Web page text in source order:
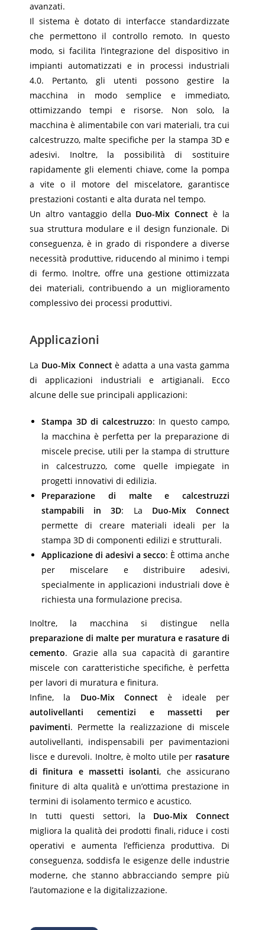
avanzati.
Il sistema è dotato di interfacce standardizzate
che permettono il controllo remoto. In questo
modo, si facilita l’integrazione del dispositivo in
impianti automatizzati e in processi industriali
4.0. Pertanto, gli utenti possono gestire la
macchina in modo semplice e immediato,
ottimizzando tempi e risorse. Non solo, la
macchina è alimentabile con vari materiali, tra cui
calcestruzzo, malte specifiche per la stampa 3D e
adesivi. Inoltre, la possibilità di sostituire
rapidamente gli elementi chiave, come la pompa
a vite o il motore del miscelatore, garantisce
prestazioni costanti e alta durata nel tempo.
Un altro vantaggio della Duo-Mix Connect è la
sua struttura modulare e il design funzionale. Di
conseguenza, è in grado di rispondere a diverse
necessità produttive, riducendo al minimo i tempi
di fermo. Inoltre, offre una gestione ottimizzata
dei materiali, contribuendo a un miglioramento
complessivo dei processi produttivi.
Applicazioni
La Duo-Mix Connectè adatta a una vasta gamma
di applicazioni industriali e artigianali. Ecco
alcune delle sue principali applicazioni:
Stampa 3D di calcestruzzo: In questo campo,
la macchina è perfetta per la preparazione di
miscele precise, utili per la stampa di strutture
in calcestruzzo, come quelle impiegate in
progetti innovativi di edilizia.
Preparazione di malte e calcestruzzi
stampabili in 3D: La Duo-Mix Connect
permette di creare materiali ideali per la
stampa 3D di componenti edilizi e strutturali.
Applicazione di adesivi a secco: È ottima anche
per miscelare e distribuire adesivi,
specialmente in applicazioni industriali dove è
richiesta una formulazione precisa.
Inoltre, la macchina si distingue nella
preparazione di malte per muratura e rasature di
cemento. Grazie alla sua capacità di garantire
miscele con caratteristiche specifiche, è perfetta
per lavori di muratura e finitura.
Infine, la Duo-Mix Connect è ideale per
autolivellanti cementizi e massetti per
pavimenti. Permette la realizzazione di miscele
autolivellanti, indispensabili per pavimentazioni
lisce e durevoli. Inoltre, è molto utile per rasature
di finitura e massetti isolanti, che assicurano
finiture di alta qualità e un’ottima prestazione in
termini di isolamento termico e acustico.
In tutti questi settori, la Duo-Mix Connect
migliora la qualità dei prodotti finali, riduce i costi
operativi e aumenta l’efficienza produttiva. Di
conseguenza, soddisfa le esigenze delle industrie
moderne, che stanno abbracciando sempre più
l’automazione e la digitalizzazione.